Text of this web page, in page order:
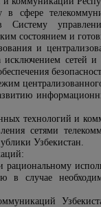
Систему
состоянием и
и
сетей
технологий и
сетями
Узбекистан.
в случае